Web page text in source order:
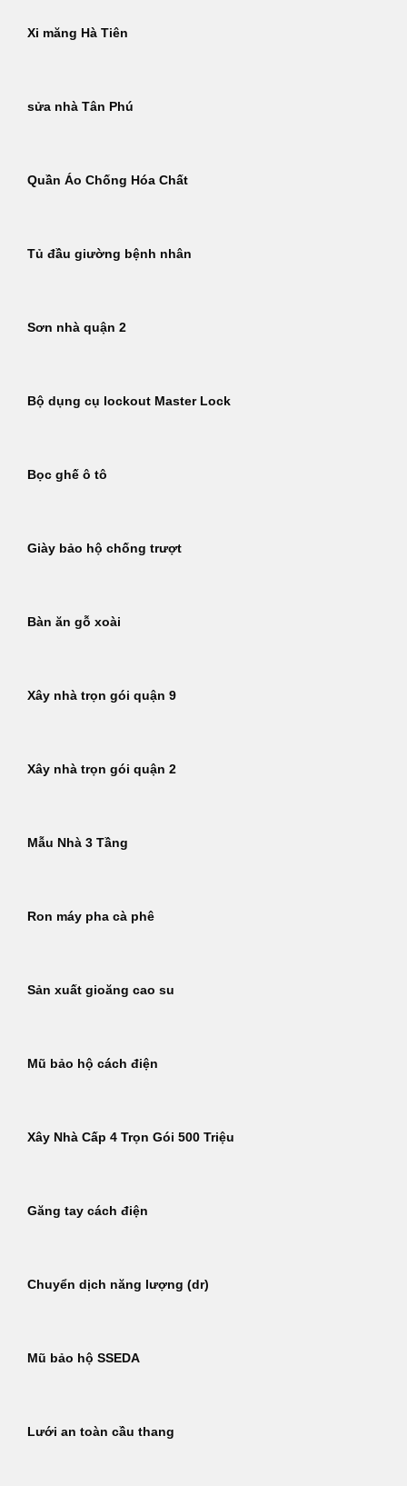
Xi măng Hà Tiên
sửa nhà Tân Phú
Quần Áo Chống Hóa Chất
Tủ đầu giường bệnh nhân
Sơn nhà quận 2
Bộ dụng cụ lockout Master Lock
Bọc ghế ô tô
Giày bảo hộ chống trượt
Bàn ăn gỗ xoài
Xây nhà trọn gói quận 9
Xây nhà trọn gói quận 2
Mẫu Nhà 3 Tầng
Ron máy pha cà phê
Sản xuất gioăng cao su
Mũ bảo hộ cách điện
Xây Nhà Cấp 4 Trọn Gói 500 Triệu
Găng tay cách điện
Chuyển dịch năng lượng (dr)
Mũ bảo hộ SSEDA
Lưới an toàn cầu thang